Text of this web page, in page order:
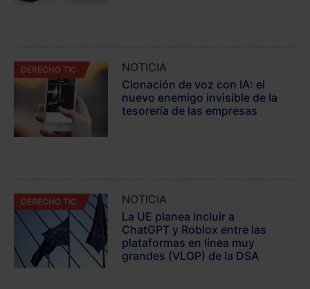
DERECHO TIC
NOTICIA
Clonación de voz con IA: el
nuevo enemigo invisible de la
tesorería de las empresas
DERECHO TIC
NOTICIA
La UE planea incluir a
ChatGPT y Roblox entre las
plataformas en línea muy
grandes (VLOP) de la DSA